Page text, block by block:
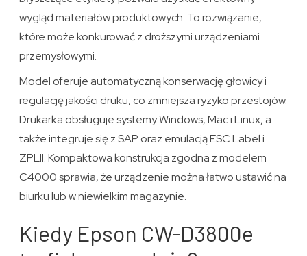
wygląd materiałów produktowych. To rozwiązanie,
które może konkurować z droższymi urządzeniami
przemysłowymi.
Model oferuje automatyczną konserwację głowicy i
regulację jakości druku, co zmniejsza ryzyko przestojów.
Drukarka obsługuje systemy Windows, Mac i Linux, a
także integruje się z SAP oraz emulacją ESC Label i
ZPLII. Kompaktowa konstrukcja zgodna z modelem
C4000 sprawia, że urządzenie można łatwo ustawić na
biurku lub w niewielkim magazynie.
Kiedy Epson CW-D3800e